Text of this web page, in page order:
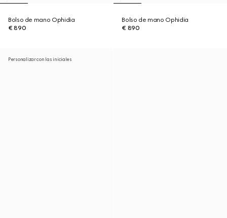
Bolso de mano Ophidia
€ 890
Bolso de mano Ophidia
€ 890
Personalizar con las iniciales